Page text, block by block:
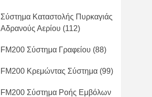
Σύστημα Καταστολής Πυρκαγιάς
Αδρανούς Αερίου (112)
FM200 Σύστημα Γραφείου (88)
FM200 Κρεμώντας Σύστημα (99)
FM200 Σύστημα Ροής Εμβόλων